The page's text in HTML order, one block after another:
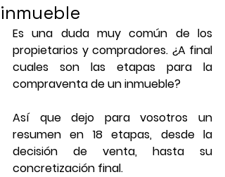
inmueble
Es una duda muy común de los
propietarios y compradores. ¿A final
cuales son las etapas para la
compraventa de un inmueble?
Así que dejo para vosotros un
resumen en 18 etapas, desde la
decisión de venta, hasta su
concretización final.